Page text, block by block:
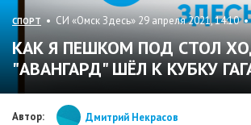
СПОРТ • СИ «Омск Здесь» 29 апреля 2021, 14:10
КАК Я ПЕШКОМ ПОД СТОЛ
"АВАНГАРД" ШЁЛ К КУБКУ
Автор: Дмитрий Некрасов